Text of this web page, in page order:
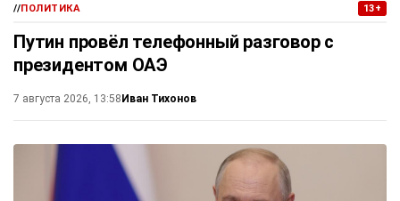
//ПОЛИТИКА 13+
Путин провёл телефонный разговор с
президентом ОАЭ
7 августа 2026, 13:58Иван Тихонов